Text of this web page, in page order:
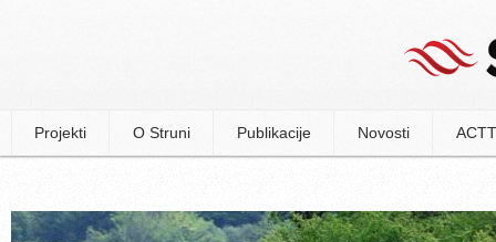
Projekti O Struni Publikacije Novosti